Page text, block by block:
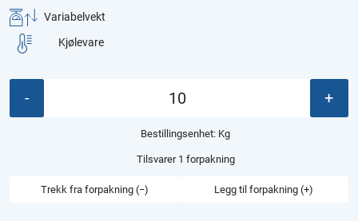
Variabelvekt
Kjølevare
- +
Bestillingsenhet: Kg
Tilsvarer 1 forpakning
Trekk fra forpakning (−) Legg til forpakning (+)